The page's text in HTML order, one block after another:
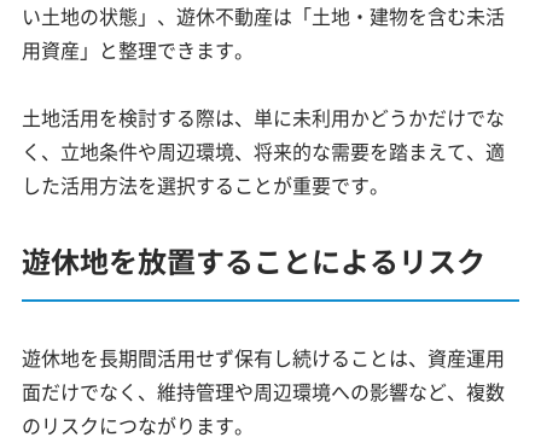
い土地の状態」、遊休不動産は「土地・建物を含む未活
用資産」と整理できます。
土地活用を検討する際は、単に未利用かどうかだけでな
く、立地条件や周辺環境、将来的な需要を踏まえて、適
した活用方法を選択することが重要です。
遊休地を放置することによるリスク
遊休地を長期間活用せず保有し続けることは、資産運用
面だけでなく、維持管理や周辺環境への影響など、複数
のリスクにつながります。